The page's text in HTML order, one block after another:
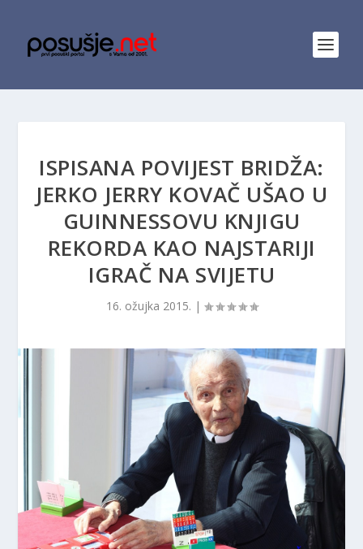
ISPISANA POVIJEST BRIDŽA:
JERKO JERRY KOVAČ UŠAO U
GUINNESSOVU KNJIGU
REKORDA KAO NAJSTARIJI
IGRAČ NA SVIJETU
16. ožujka 2015. |